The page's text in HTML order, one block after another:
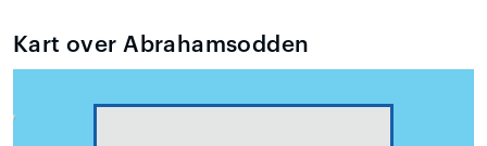
Kart over Abrahamsodden